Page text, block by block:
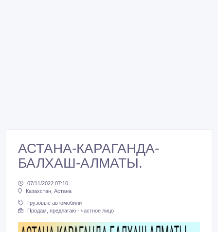
АСТАНА-КАРАГАНДА-
БАЛХАШ-АЛМАТЫ.
07/11/2022 07:10
Казахстан, Астана
Грузовые автомобили
Продам, предлагаю - частное лицо